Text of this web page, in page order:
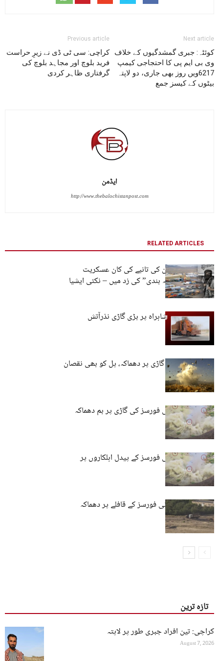
Previous article
کراچی: سی ٹی ڈی نے زیرِ حراست
فرید بلوچ اور مجاہد بلوچ کی
گرفتاری ظاہر کردی
Next article
کوئٹہ: جبری گمشدگیوں کے خلاف
وی بی ایم پی کا احتجاجی کیمپ
6217ویں روز بھی جاری، دو لاپتہ
بیٹوں کے کیسز جمع
ایڈمن
http://www.thebalochistanpost.com
RELATED ARTICLES
پاکستان میں چین کی تانبے کی کان عسکریت
پسندوں کی “ناکہ بندی” کی زد میں – نکئی ایشیا
رپورٹ
نوشکی: مرکزی شاہراہ پر بڑی گاڑی نذرآتش
مستونگ: فورسز گاڑی پر دھماکہ، پل کو بھی نقصان
پہنچا
نوشکی: پاکستانی فورسز کی گاڑی پر بم دھماکہ
ہیرونک: پاکستانی فورسز کے پیدل اہلکاروں پر
دھماکہ
مستونگ: پاکستانی فورسز کے قافلے پر دھماکہ
تازہ ترین
کراچی: تین افراد جبری طور پر لاپتہ
August 7, 2026